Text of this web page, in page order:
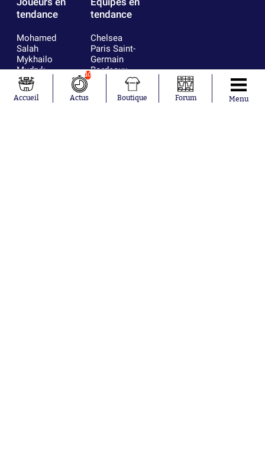
tendance
Mohamed
Salah
Mykhailo
Mudryk
Neymar
Khalis Merah
Loïs Openda
tendance
Chelsea
Paris Saint-
Germain
Bordeaux
Olympique
FIFA
Accueil
10
Actus Boutique Forum Menu